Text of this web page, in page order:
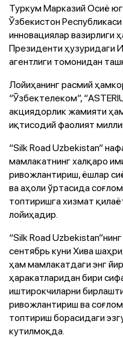
Туркум Марказий Осиё
Ўзбекистон
инновациялар вазирлиги
Президенти ҳузуридаги
агентлиги томонидан
Лойиҳанинг расмий
“Ўзбектелеком”,
акциядорлик жамияти
иқтисодий фаолият
“Silk Road Uzbekistan”
мамлакатнинг халқаро
ривожлантириш, ёшлар
ва аҳоли ўртасида
топтиришга хизмат
лойиҳадир.
“Silk Road
сентябрь куни Хива
ҳам мамлакатдаги энг
ҳаракатларидан бири
иштирокчиларни
ривожлантириш ва
топтириш борасидаги
кутилмоқда.